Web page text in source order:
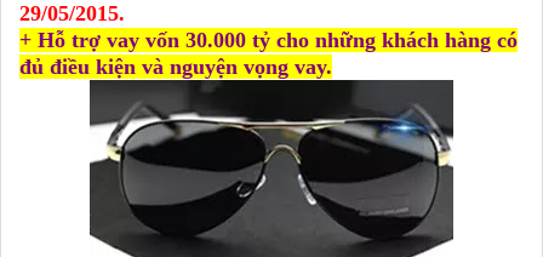
29/05/2015.
+ Hỗ trợ vay vốn 30.000 tỷ cho những khách hàng có
đủ điều kiện và nguyện vọng vay.